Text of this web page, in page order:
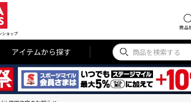
ショップ
商品
アイテムから探す